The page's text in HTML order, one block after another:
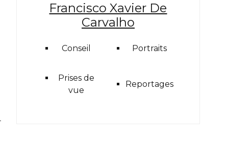
Francisco Xavier De
Carvalho
Conseil Portraits
Prises de
vue
Reportages